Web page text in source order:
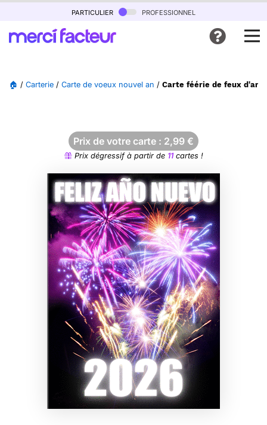
particulier professionnel
🏠 / Carterie / Carte de voeux nouvel an / Carte féérie de feux
Prix de votre carte : 2,99 €
Prix dégressif à partir de 11cartes !